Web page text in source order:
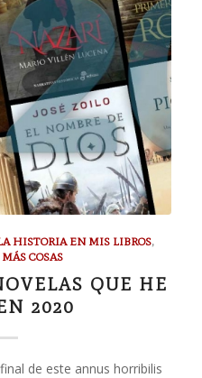
HISTORIA EN MIS LIBROS,
COSAS
QUE HE
2020
de este annus horribilis